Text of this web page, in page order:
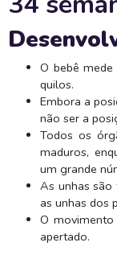
O bebê
quilos.
Embora a
não ser a
Todos os
maduros,
um grande
As unhas são
as unhas dos
O
apertado.